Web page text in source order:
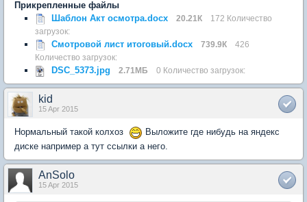
Прикрепленные файлы
Шаблон Акт осмотра.docx
20.21К
172 Количество
загрузок:
Смотровой лист итоговый.docx 739.9К
426
Количество загрузок:
DSC_5373.jpg 2.71МБ 0 Количество загрузок:
kid
15 Apr 2015
Нормальный такой колхоз
Выложите где нибудь на яндекс
диске например а тут ссылки а него.
AnSolo
15 Apr 2015